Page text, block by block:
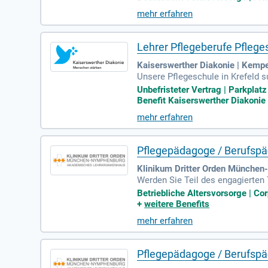
ndorten wie Singen, Konstanz
Pflege und Gesundheits- und
agierten Teams und setzen Sie
mehr erfahren
Lehrer Pflegeberufe
Kaiserswerther Diakonie |
Unsere Pflegeschule in Krefeld
haben, sind Sie bei uns genau
ere modern ausgestatteten
ge. Werden Sie Teil unseres
Unbefristeter Vertrag |
Benefit Kaiserswerther
mehr erfahren
Pflegepädagoge /
Klinikum Dritter Orden
Werden Sie Teil des
ege München gestalten Sie
verbindet historische Werte mit
gefragt! Bewerben Sie sich jetzt
Betriebliche Altersvorsorge |
+weitere Benefits
mehr erfahren
Pflegepädagoge /